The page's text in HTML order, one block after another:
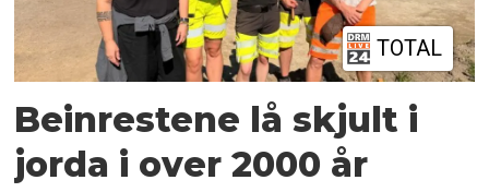
TOTAL
Beinrestene lå skjult i
jorda i over 2000 år